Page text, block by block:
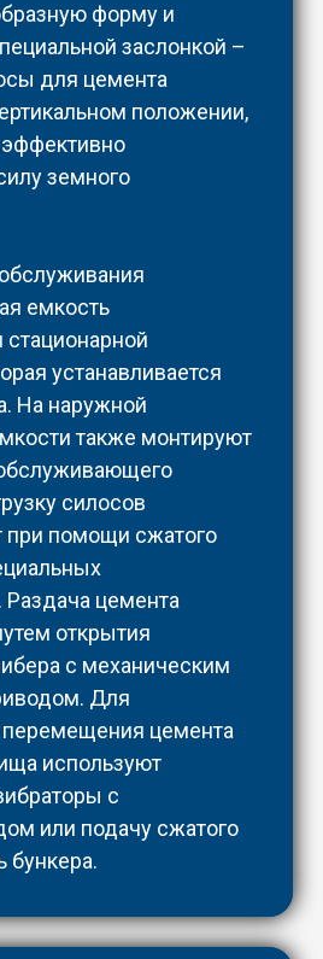
форму и
заслонкой –
для цемента
положении,
эффективно
земного
емкость
стационарной
устанавливается
На наружной
также монтируют
силосов
при помощи сжатого
Раздача цемента
открытия
с механическим
Для
цемента
используют
с
или подачу сжатого
бункера.